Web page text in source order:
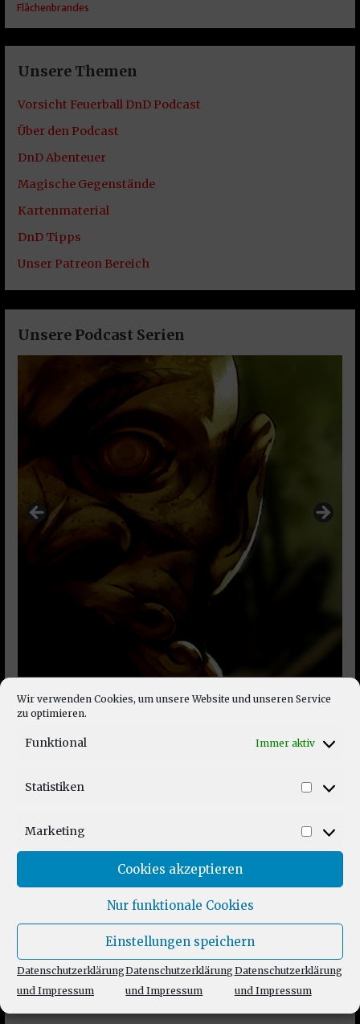
Wir verwenden Cookies, um unsere Website und unseren Service
zu optimieren.
Funktional Immer aktiv
Statistiken
Marketing
Cookies akzeptieren
Nur funktionale Cookies
Einstellungen speichern
Datenschutzerklärung
und Impressum
Datenschutzerklärung
und Impressum
Datenschutzerklärung
und Impressum
Flächenbrandes
Unsere Themen
Vorsicht Feuerball DnD Podcast
Über den Podcast
DnD Abenteuer
Magische Gegenstände
Kartenmaterial
DnD Tipps
Unser Patreon Bereich
Unsere Podcast Serien